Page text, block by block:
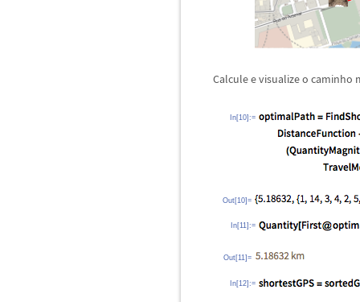
Calcule e visualize o caminho
In[10]:=
Out[10]=
In[11]:=
Out[11]=
In[12]:=